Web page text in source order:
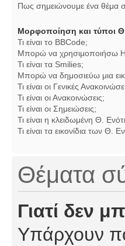
Πως σημειώνουμε ένα θέμα
Μορφοποίηση και τύποι
Τι είναι το BBCode;
Μπορώ να χρησιμοποιήσω
Τι είναι τα Smilies;
Μπορώ να δημοσιεύω μια
Τι είναι οι Γενικές
Τι είναι οι Ανακοινώσεις;
Τι είναι οι Σημειώσεις;
Τι είναι η κλειδωμένη Θ.
Τι είναι τα εικονίδια των Θ.
Θέματα
Γιατί δεν
Υπάρχουν